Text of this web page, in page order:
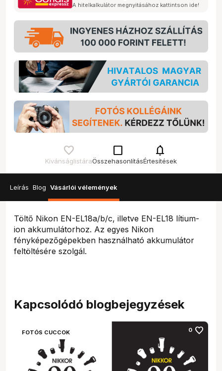
A hitelkalkulátor megnyitásához kattintson ide!
Kívánságlistára
check_box_outline_blank
Összehasonlítás
notifications
Értesítések
Leírás Blog Vásárlói vélemények
Töltő Nikon EN-EL18a/b/c, illetve EN-EL18 lítium-
ion akkumulátorhoz. Az egyes Nikon
fényképezőgépekben használható akkumulátor
feltöltésére szolgál.
Kapcsolódó blogbejegyzések
FOTÓS CUCCOK 0 favorite